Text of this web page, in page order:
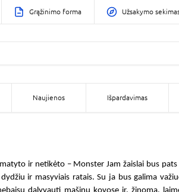
Grąžinimo forma Užsakymo
Naujienos Išpardavimas
ir netikėto – Monster Jam žaislai bus
ir masyviais ratais. Su ja bus galima